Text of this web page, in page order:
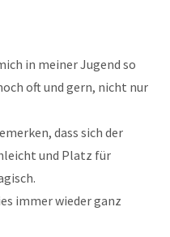
in meiner Jugend so
oft und gern, nicht nur
dass sich der
und Platz für
immer wieder ganz